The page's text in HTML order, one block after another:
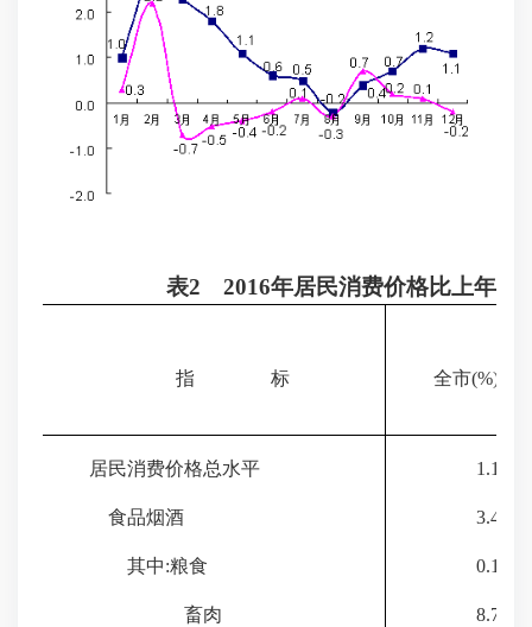
表2 2016年居民消费价格比上年涨
指 标 全市(%)
居民消费价格总水平 1.1
食品烟酒 3.4
其中:粮食 0.1
畜肉 8.7